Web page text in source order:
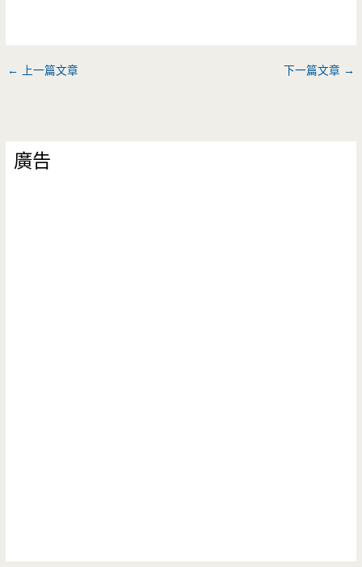
← 上一篇文章 下一篇文章 →
廣告